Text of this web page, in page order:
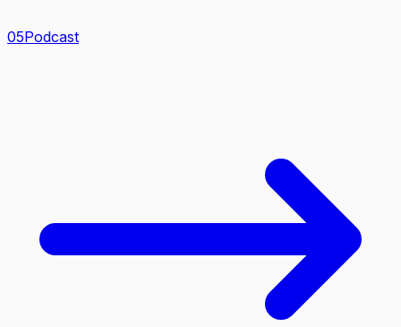
05Podcast